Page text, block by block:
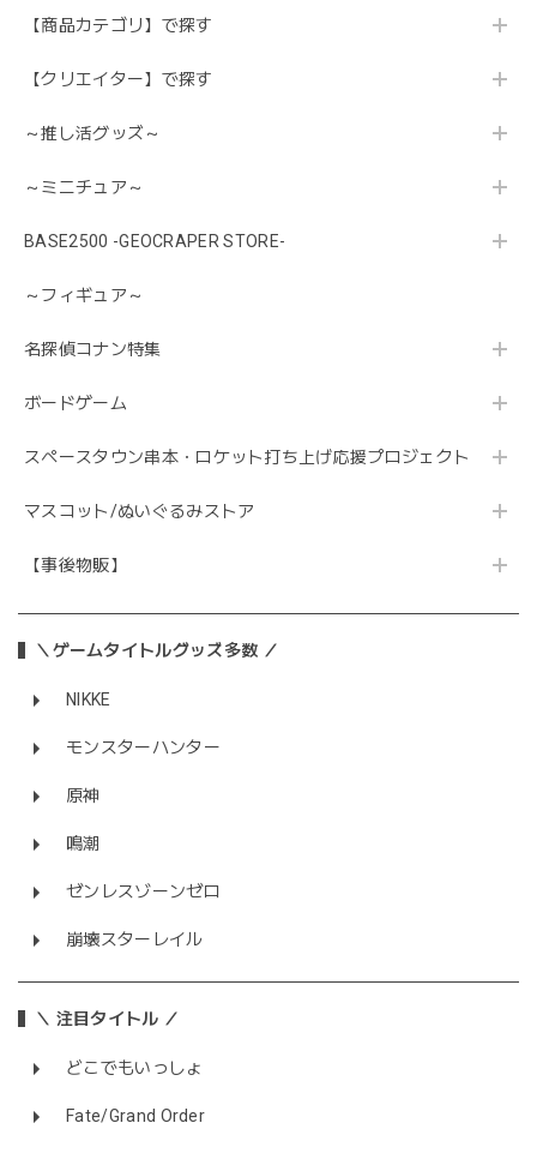
【商品カテゴリ】で探す
【クリエイター】で探す
～推し活グッズ～
～ミニチュア～
BASE2500 -GEOCRAPER STORE-
～フィギュア～
名探偵コナン特集
ボードゲーム
スペースタウン串本・ロケット打ち上げ応援プロジェクト
マスコット/ぬいぐるみストア
【事後物販】
＼ゲームタイトルグッズ多数 ／
NIKKE
モンスターハンター
原神
鳴潮
ゼンレスゾーンゼロ
崩壊スターレイル
＼ 注目タイトル ／
どこでもいっしょ
Fate/Grand Order